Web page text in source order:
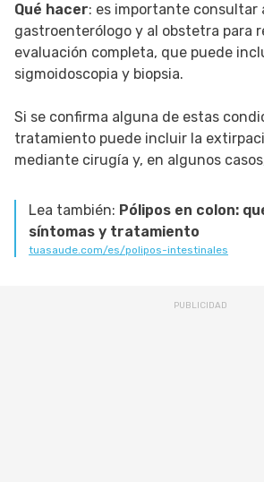
Qué hacer: es importante consultar
gastroenterólogo y al obstetra para
evaluación completa, que puede
sigmoidoscopia y biopsia.
Si se confirma alguna de estas
tratamiento puede incluir la
mediante cirugía y, en algunos
Lea también: Pólipos en colon:
síntomas y tratamiento
tuasaude.com/es/polipos-intestinales